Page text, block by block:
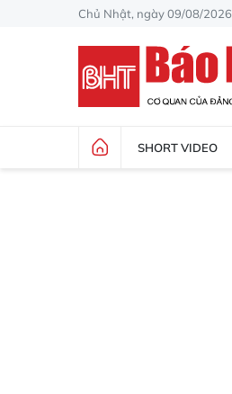
Chủ Nhật, ngày 09/08/2026
SHORT VIDEO